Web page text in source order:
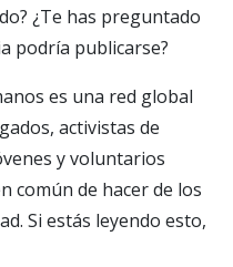
¿Te has preguntado
podría publicarse?
es una red global
activistas de
y voluntarios
común de hacer de los
Si estás leyendo esto,